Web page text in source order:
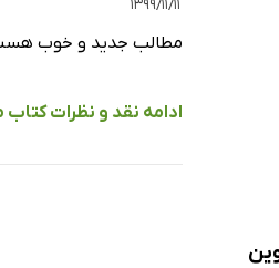
۱۳۹۹/۱۱/۱۱
مطالب جدید و خوب
ادامه نقد و نظرات کتاب